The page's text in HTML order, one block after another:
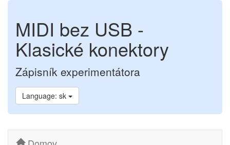
MIDI bez USB -
Klasické konektory
Zápisník experimentátora
Language: sk